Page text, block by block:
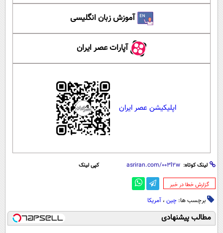
آموزش زبان انگلیسی
آپارات عصر ایران
اپلیکیشن عصر ایران
لینک کوتاه: کپی لینک
‌گزارش خطا در خبر
برچسب ها: چین ، آمریکا
مطالب پیشنهادی